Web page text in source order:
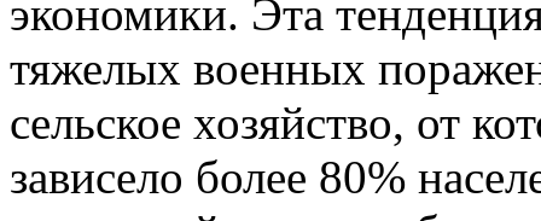
экономики. Эта
тяжелых военных
сельское хозяйство, от
зависело более 80%